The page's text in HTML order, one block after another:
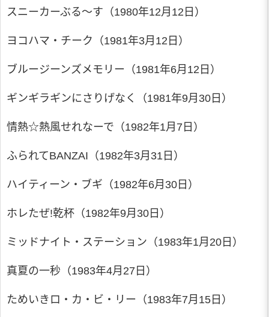
スニーカーぶる～す（1980年12月12日）
ヨコハマ・チーク（1981年3月12日）
ブルージーンズメモリー（1981年6月12日）
ギンギラギンにさりげなく（1981年9月30日）
情熱☆熱風せれなーで（1982年1月7日）
ふられてBANZAI（1982年3月31日）
ハイティーン・ブギ（1982年6月30日）
ホレたぜ!乾杯（1982年9月30日）
ミッドナイト・ステーション（1983年1月20日）
真夏の一秒（1983年4月27日）
ためいきロ・カ・ビ・リー（1983年7月15日）